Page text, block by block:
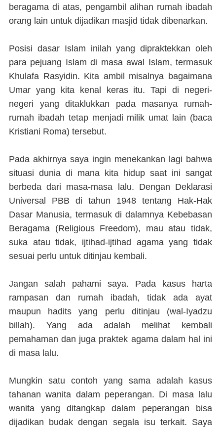
beragama di atas, pengambil alihan rumah ibadah
orang lain untuk dijadikan masjid tidak dibenarkan.
Posisi dasar Islam inilah yang dipraktekkan oleh
para pejuang Islam di masa awal Islam, termasuk
Khulafa Rasyidin. Kita ambil misalnya bagaimana
Umar yang kita kenal keras itu. Tapi di negeri-
negeri yang ditaklukkan pada masanya rumah-
rumah ibadah tetap menjadi milik umat lain (baca
Kristiani Roma) tersebut.
Pada akhirnya saya ingin menekankan lagi bahwa
situasi dunia di mana kita hidup saat ini sangat
berbeda dari masa-masa lalu. Dengan Deklarasi
Universal PBB di tahun 1948 tentang Hak-Hak
Dasar Manusia, termasuk di dalamnya Kebebasan
Beragama (Religious Freedom), mau atau tidak,
suka atau tidak, ijtihad-ijtihad agama yang tidak
sesuai perlu untuk ditinjau kembali.
Jangan salah pahami saya. Pada kasus harta
rampasan dan rumah ibadah, tidak ada ayat
maupun hadits yang perlu ditinjau (wal-Iyadzu
billah). Yang ada adalah melihat kembali
pemahaman dan juga praktek agama dalam hal ini
di masa lalu.
Mungkin satu contoh yang sama adalah kasus
tahanan wanita dalam peperangan. Di masa lalu
wanita yang ditangkap dalam peperangan bisa
dijadikan budak dengan segala isu terkait. Saya